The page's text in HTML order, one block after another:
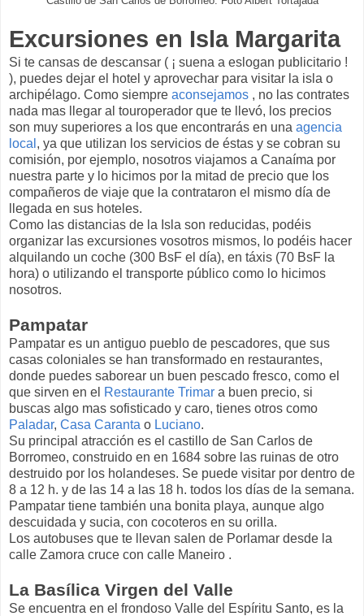
Excursiones en Isla Margarita
Si te cansas de descansar ( ¡ suena a eslogan publicitario !
), puedes dejar el hotel y aprovechar para visitar la isla o
archipélago. Como siempre aconsejamos , no las contrates
nada mas llegar al touroperador que te llevó, los precios
son muy superiores a los que encontrarás en una agencia
local , ya que utilizan los servicios de éstas y se cobran su
comisión, por ejemplo, nosotros viajamos a Canaíma por
nuestra parte y lo hicimos por la mitad de precio que los
compañeros de viaje que la contrataron el mismo día de
llegada en sus hoteles.
Como las distancias de la Isla son reducidas, podéis
organizar las excursiones vosotros mismos, lo podéis hacer
alquilando un coche (300 BsF el día), en táxis (70 BsF la
hora) o utilizando el transporte público como lo hicimos
nosotros.
Pampatar
Pampatar es un antiguo pueblo de pescadores, que sus
casas coloniales se han transformado en restaurantes,
donde puedes saborear un buen pescado fresco, como el
que sirven en el Restaurante Trimar a buen precio, si
buscas algo mas sofisticado y caro, tienes otros como
Paladar, Casa Caranta o Luciano.
Su principal atracción es el castillo de San Carlos de
Borromeo, construido en en 1684 sobre las ruinas de otro
destruido por los holandeses. Se puede visitar por dentro de
8 a 12 h. y de las 14 a las 18 h. todos los días de la semana.
Pampatar tiene también una bonita playa, aunque algo
descuidada y sucia, con cocoteros en su orilla.
Los autobuses que te llevan salen de Porlamar desde la
calle Zamora cruce con calle Maneiro .
La Basílica Virgen del Valle
Se encuentra en el frondoso Valle del Espíritu Santo, es la